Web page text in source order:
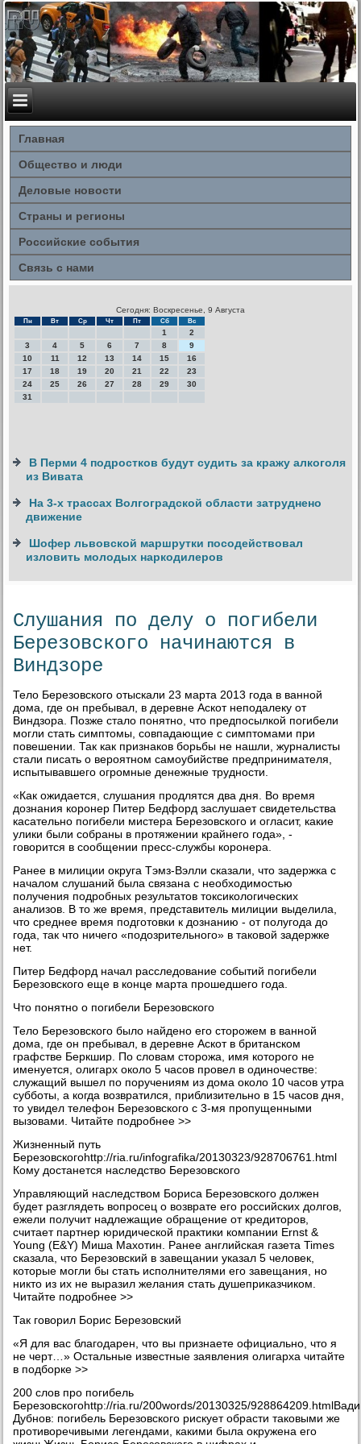
Главная
Общество и люди
Деловые новости
Страны и регионы
Российские события
Связь с нами
Сегодня: Воскресенье, 9 Августа
Пн Вт Ср Чт Пт Сб Вс
1
2
3
4 5 6 7 8
9
10
11 12 13 14 15
16
17
18 19 20 21 22
23
24
25 26 27 28 29
30
31
В Перми 4 подростков будут судить за кражу алкоголя
из Вивата
На 3-х трассах Волгоградской области затруднено
движение
Шофер львовской маршрутки посодействовал
изловить молодых наркодилеров
Слушания по делу о погибели
Березовского начинаются в
Виндзоре
Тело Березовского отыскали 23 марта 2013 года в ванной
дома, где он пребывал, в деревне Аскот неподалеку от
Виндзора. Позже стало понятно, что предпосылкой погибели
могли стать симптомы, совпадающие с симптомами при
повешении. Так как признаков борьбы не нашли, журналисты
стали писать о вероятном самоубийстве предпринимателя,
испытывавшего огромные денежные трудности.
«Как ожидается, слушания продлятся два дня. Во время
дознания коронер Питер Бедфорд заслушает свидетельства
касательно погибели мистера Березовского и огласит, какие
улики были собраны в протяжении крайнего года», -
говорится в сообщении пресс-службы коронера.
Ранее в милиции округа Тэмз-Вэлли сказали, что задержка с
началом слушаний была связана с необходимостью
получения подробных результатов токсикологических
анализов. В то же время, представитель милиции выделила,
что среднее время подготовки к дознанию - от полугода до
года, так что ничего «подозрительного» в таковой задержке
нет.
Питер Бедфорд начал расследование событий погибели
Березовского еще в конце марта прошедшего года.
Что понятно о погибели Березовского
Тело Березовского было найдено его сторожем в ванной
дома, где он пребывал, в деревне Аскот в британском
графстве Беркшир. По словам сторожа, имя которого не
именуется, олигарх около 5 часов провел в одиночестве:
служащий вышел по поручениям из дома около 10 часов утра
субботы, а когда возвратился, приблизительно в 15 часов дня,
то увидел телефон Березовского с 3-мя пропущенными
вызовами. Читайте подробнее >>
Жизненный путь
Березовскогоhttp://ria.ru/infografika/20130323/928706761.html
Кому достанется наследство Березовского
Управляющий наследством Бориса Березовского должен
будет разглядеть вопросец о возврате его российских долгов,
ежели получит надлежащие обращение от кредиторов,
считает партнер юридической практики компании Ernst &
Young (E&Y) Миша Махотин. Ранее английская газета Times
сказала, что Березовский в завещании указал 5 человек,
которые могли бы стать исполнителями его завещания, но
никто из их не выразил желания стать душеприказчиком.
Читайте подробнее >>
Так говорил Борис Березовский
«Я для вас благодарен, что вы признаете официально, что я
не черт…» Остальные известные заявления олигарха читайте
в подборке >>
200 слов про погибель
Березовскогоhttp://ria.ru/200words/20130325/
Дубнов: погибель Березовского рискует обрасти таковыми же
противоречивыми легендами, какими была окружена его